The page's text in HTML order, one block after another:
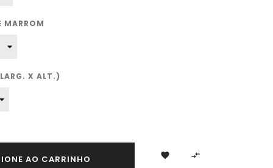
MARROM
X ALT.)
AO CARRINHO  